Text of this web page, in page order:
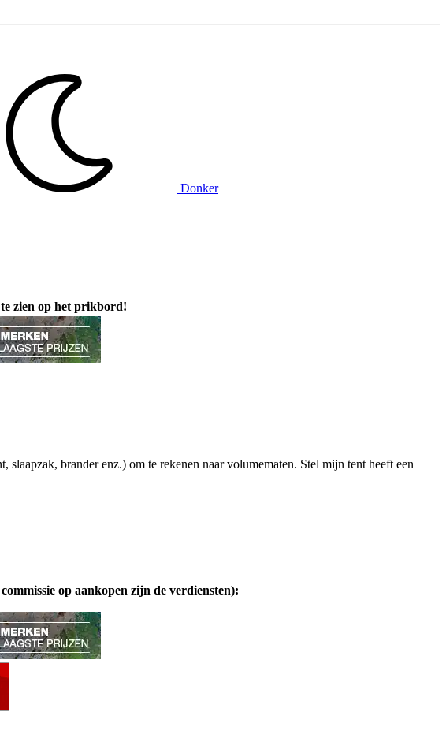
Donker
te zien op het prikbord!
brander enz.) om te rekenen naar volumematen. Stel mijn tent heeft een
op aankopen zijn de verdiensten):